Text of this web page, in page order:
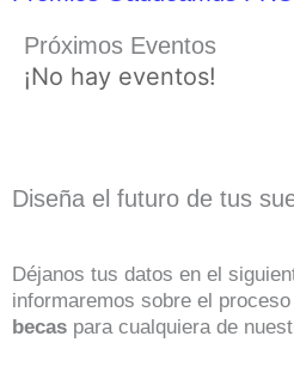
Próximos Eventos
¡No hay eventos!
Diseña el futuro de tus
Déjanos tus datos en el
informaremos sobre el
becas para cualquiera de